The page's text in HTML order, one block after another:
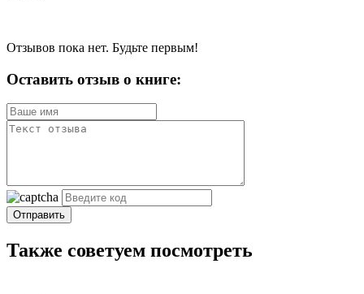
Отзывов пока нет. Будьте первым!
Оставить отзыв о книге:
Отправить
Также советуем посмотреть